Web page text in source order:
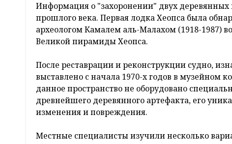
Информация о "захоронении" двух деревянных
прошлого века. Первая лодка Хеопса была
археологом Камалем аль-Малахом (1918-1987)
Великой пирамиды Хеопса.
После реставрации и реконструкции судно,
выставлено с начала 1970-х годов в музейном
данное пространство не оборудовано
древнейшего деревянного артефакта, его
изменения и повреждения.
Местные специалисты изучили несколько